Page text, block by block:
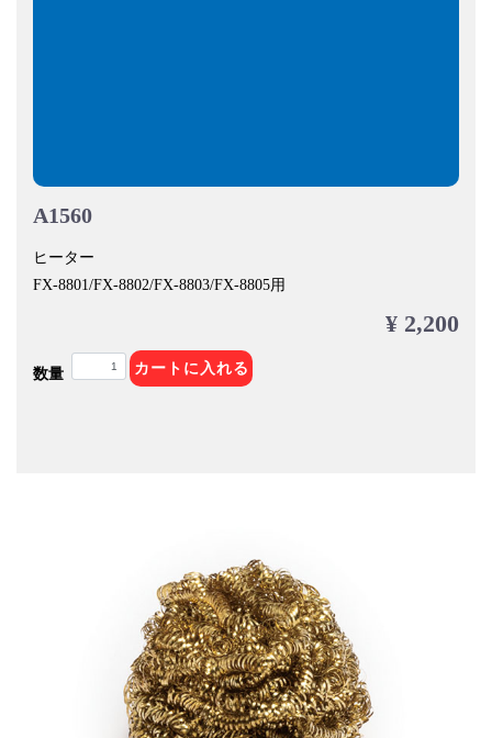
A1560
ヒーター
FX-8801/FX-8802/FX-8803/FX-8805用
¥ 2,200
数量 カートに入れる